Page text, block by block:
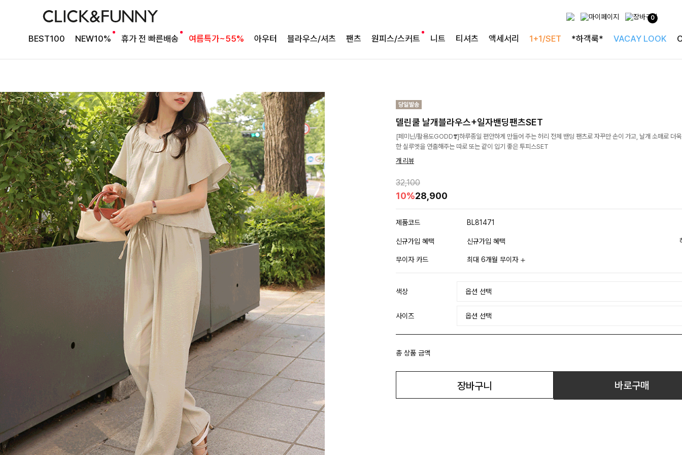
0
BEST100 NEW10% 휴가 전 빠른배송 여름특가~55% 아우터 블라우스/셔츠 팬츠 원피스/스커트 니트 티셔츠 액세서리 1+1/SET *하객룩* VACAY LOOK
델린쿨 날개블라우스+일자밴딩팬츠SET
[페미닌/활용도GODD❣️]하루종일 편안하게 만들어 주는 허리 전체 밴딩 팬츠로 자꾸만 손이 가고, 날개 소매로 더
한 실루엣을 연출해주는 따로 또는 같이 입기 좋은 투피스SET
개 리뷰
32,100
10%28,900
제품코드 BL81471
신규가입 혜택 신규가입 혜택
무이자 카드 최대 6개월 무이자
색상
사이즈
총 상품 금액
장바구니 바로구매